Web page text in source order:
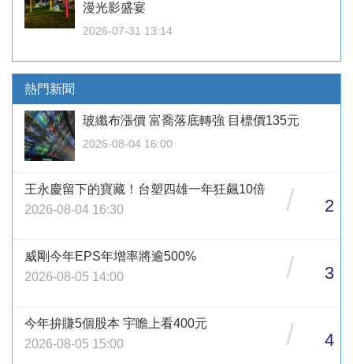
漫光影盛宴
2026-07-31 13:14
熱門新聞
玻纖布漲價 富喬落底轉強 目標價135元
2026-08-04 16:00
王永慶留下的寶藏！台塑四雄一年狂飆10倍
2026-08-04 16:30
/ 2
威剛今年EPS年增率將逾500%
2026-08-05 14:00
/ 3
今年拚賺5個股本 宇瞻上看400元
2026-08-05 15:00
/ 4